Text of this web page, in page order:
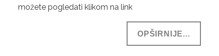
možete pogledati klikom na link
OPŠIRNIJE...